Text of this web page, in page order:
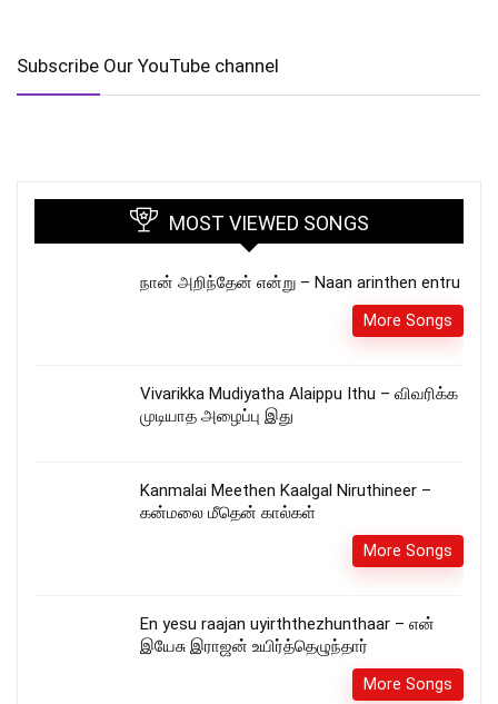
Subscribe Our YouTube channel
MOST VIEWED SONGS
நான் அறிந்தேன் என்று – Naan arinthen entru
More Songs
Vivarikka Mudiyatha Alaippu Ithu – விவரிக்க
முடியாத அழைப்பு இது
Kanmalai Meethen Kaalgal Niruthineer –
கன்மலை மீதென் கால்கள்
More Songs
En yesu raajan uyirththezhunthaar – என்
இயேசு இராஜன் உயிர்த்தெழுந்தார்
More Songs